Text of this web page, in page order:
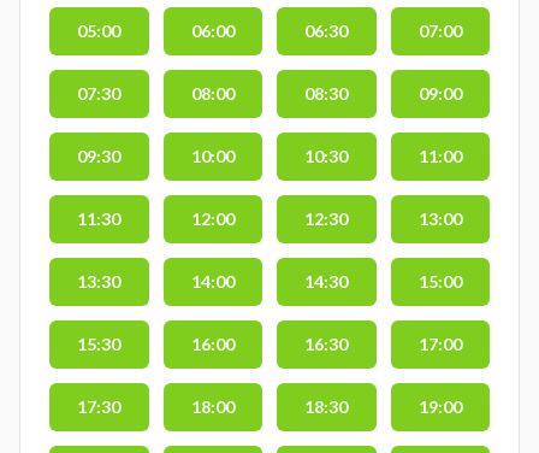
05:00 06:00 06:30 07:00
07:30 08:00 08:30 09:00
09:30 10:00 10:30 11:00
11:30 12:00 12:30 13:00
13:30 14:00 14:30 15:00
15:30 16:00 16:30 17:00
17:30 18:00 18:30 19:00